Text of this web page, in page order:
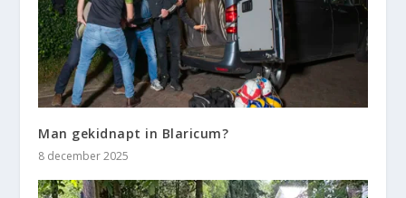
Man gekidnapt in Blaricum?
8 december 2025